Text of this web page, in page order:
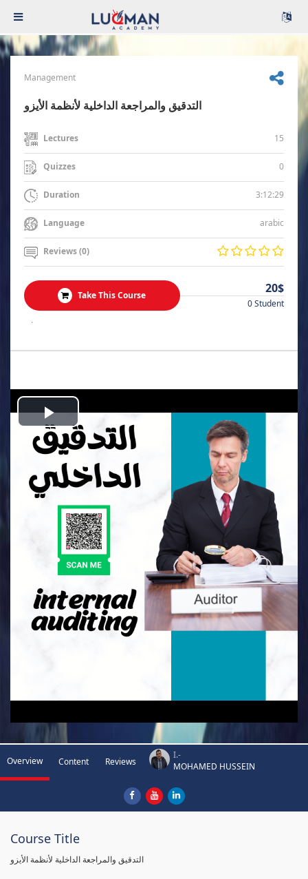
Management
التدقيق والمراجعة الداخلية لأنظمة الأيزو
Lectures 15
Quizzes 0
Duration 3:12:29
Language arabic
Reviews (0)
Take This Course 20$
0 Student
.
Play
Video
Overview Content Reviews
I.-
MOHAMED HUSSEIN
Course Title
التدقيق والمراجعة الداخلية لأنظمة الأيزو